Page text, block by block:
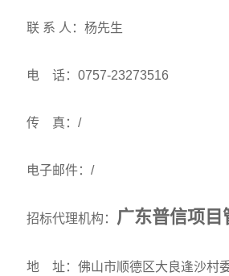
联 系 人：杨先生
电 话：0757-23273516
传 真：/
电子邮件：/
招标代理机构： 广东普信项目
地 址：佛山市顺德区大良逢沙村